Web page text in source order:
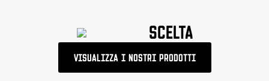
SCELTA
VISUALIZZA I NOSTRI PRODOTTI